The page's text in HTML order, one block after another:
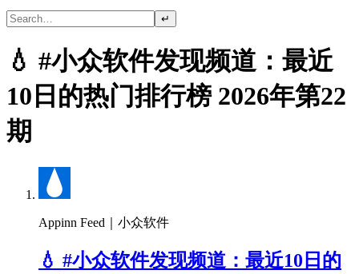
↵
💧 #小众软件发现频道：最近
10日的热门排行榜 2026年第22
期
Appinn Feed｜小众软件
💧 #小众软件发现频道：最近10日的